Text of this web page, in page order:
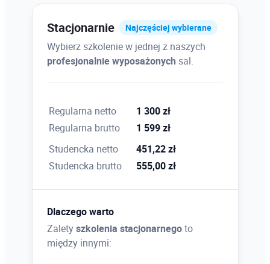
stosowanie rożnych kryteriów i przejść pochyleń,
grupy niwelacji, obliczenia objętości, analizy
powierzchni
Wymiana danych w środowisku Civil 3D
Wymiana danych w rożnych formatach – dgn,
dxf, tin, txt, format LandXML i eksport danych do
tego formatu, wymiana danych między
rysunkami
Stacjonarnie Najczęściej wybierane
Wybierz szkolenie w jednej z naszych
profesjonalnie wyposażonych sal.
Regularna netto
1 300 zł
Regularna brutto
1 599 zł
Studencka netto
451,22 zł
Studencka brutto
555,00 zł
Dlaczego warto
Zaletyszkolenia stacjonarnegoto
między innymi: